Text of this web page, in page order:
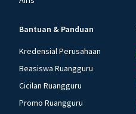
Bantuan & Panduan
Kredensial Perusahaan
Beasiswa Ruangguru
Cicilan Ruangguru
Promo Ruangguru